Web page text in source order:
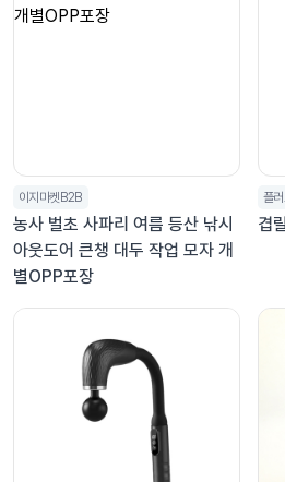
이지마켓B2B
농사 벌초 사파리 여름 등산 낚시
아웃도어 큰챙 대두 작업 모자 개
별OPP포장
플
겹